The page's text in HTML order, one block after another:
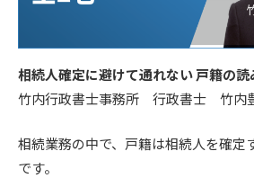
相続人確定に避けて通れない 戸籍の
竹内行政書士事務所 行政書士 竹内
相続業務の中で、戸籍は相続人を確定
です。